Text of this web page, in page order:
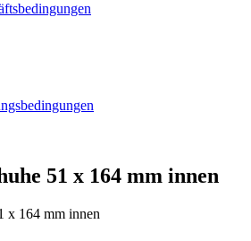
51 x 164 mm innen